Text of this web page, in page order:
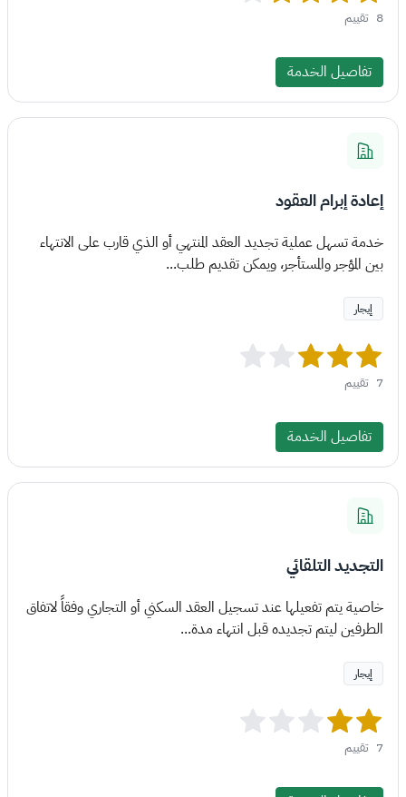
8 تقييم
تفاصيل الخدمة
إعادة إبرام العقود
خدمة تسهل عملية تجديد العقد المنتهي أو الذي قارب على الانتهاء
بين المؤجر والمستأجر، ويمكن تقديم طلب...
إيجار
7 تقييم
تفاصيل الخدمة
التجديد التلقائي
خاصية يتم تفعيلها عند تسجيل العقد السكني أو التجاري وفقاً لاتفاق
الطرفين ليتم تجديده قبل انتهاء مدة...
إيجار
7 تقييم